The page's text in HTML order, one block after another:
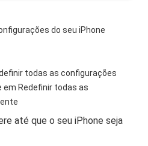
do seu iPhone
todas as configurações
em Redefinir todas as
até que o seu iPhone seja